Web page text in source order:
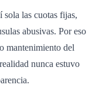
las cuotas fijas,
abusivas. Por eso
mantenimiento del
nunca estuvo